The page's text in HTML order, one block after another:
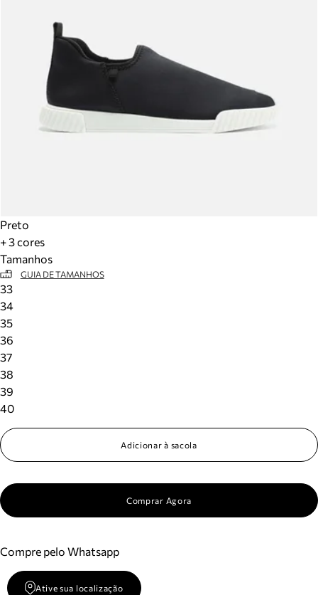
Preto
+ 3 cores
Tamanhos
GUIA DE TAMANHOS
33
34
35
36
37
38
39
40
Adicionar à sacola
Comprar Agora
Compre pelo Whatsapp
Ative sua localização